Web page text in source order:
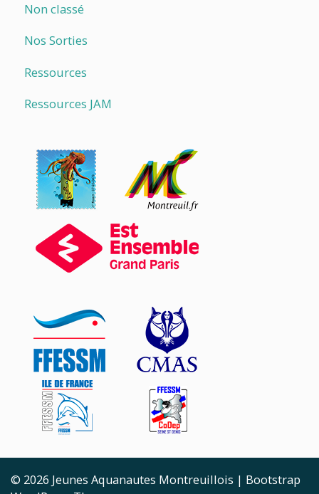
Non classé
Nos Sorties
Ressources
Ressources JAM
© 2026 Jeunes Aquanautes Montreuillois | Bootstrap